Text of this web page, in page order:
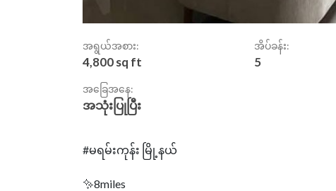
အရွယ်အစား:
4,800 sq ft
အိပ်ခန်း:
5
အခြေအနေ:
အသုံးပြုပြီး
#မရမ်းကုန်း မြို့နယ်
✨8miles